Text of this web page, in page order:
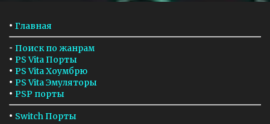
• Главная
- Поиск по жанрам
• PS Vita Порты
• PS Vita Хоумбрю
• PS Vita Эмуляторы
• PSP порты
• Switch Порты